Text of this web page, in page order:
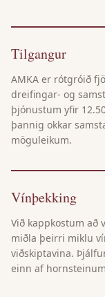
Tilgangur
AMKA er rótgróið
dreifingar- og
þjónustum yfir
þannig okkar
möguleikum.
Vínþekking
Við kappkostum að
miðla þeirri miklu
viðskiptavina.
einn af